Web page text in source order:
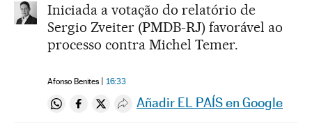
Iniciada a votação do relatório de
Sergio Zveiter (PMDB-RJ) favorável ao
processo contra Michel Temer.
Afonso Benites 16:33
Compartir en Whatsapp
Compartir en Facebook
Compartir en Twitter
Desplegar Redes Sociales
Añadir EL PAÍS en Google